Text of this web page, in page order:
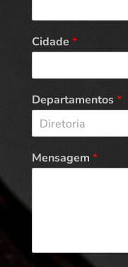
Cidade *
Departamentos*
Diretoria
Mensagem *